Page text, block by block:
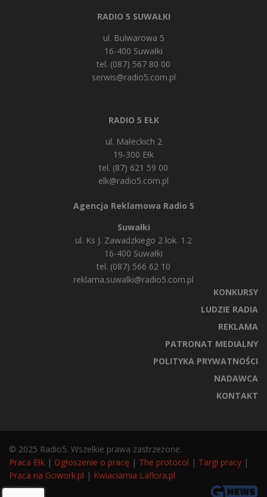
RADIO 5 SUWAŁKI
ul. Bulwarowa 5
16-400 Suwałki
tel. (087) 567 80 00
serwis@radio5.com.pl
RADIO 5 EŁK
ul. Małeckich 2
19-300 Ełk
tel. (87) 621 59 00
elk@radio5.com.pl
Agencja Reklamowa Radio 5
Suwałki
ul. Ks J. Zawadzkiego 2 lok. 1.2
16-400 Suwałki
tel. (087) 566 62 10
reklama.suwalki@radio5.com.pl
KONKURSY
LUDZIE RADIA
REKLAMA
PATRONAT MEDIALNY
POLITYKA PRYWATNOŚCI
NADAWCA
KONTAKT
© 2025 Radio5. Wszelkie prawa zastrzeżone.
Praca Ełk | Ogłoszenie o pracę | The protocol | Targi pracy |
Praca na Gowork.pl | Kwiaciarnia Laflora.pl